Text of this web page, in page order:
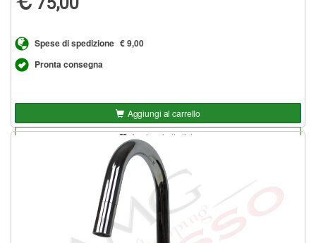
Spese di spedizione € 9,00
Pronta consegna
Aggiungi al carrello
Aggiungi alla lista